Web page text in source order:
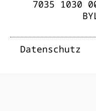
7035 1030
Datenschutz